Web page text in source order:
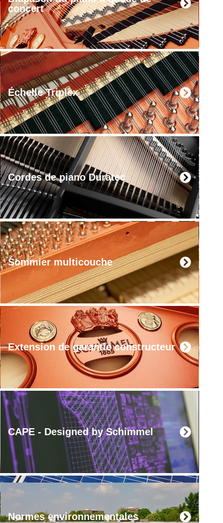
concert
Échelle Triplex
Cordes de piano Duratec
Sommier multicouche
Extension de garantie constructeur
CAPE - Designed by Schimmel
Normes environnementales